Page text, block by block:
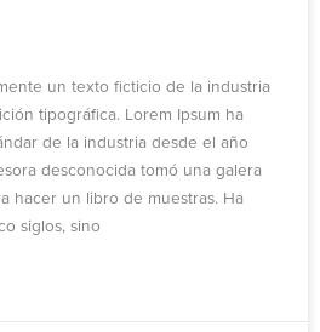
un texto ficticio de la industria
tipográfica. Lorem Ipsum ha
de la industria desde el año
desconocida tomó una galera
hacer un libro de muestras. Ha
siglos, sino